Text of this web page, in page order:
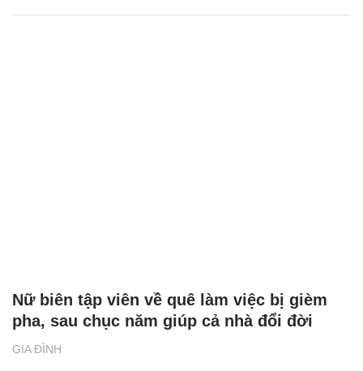
GIA ĐÌNH
Nữ biên tập viên về quê làm việc bị gièm
pha, sau chục năm giúp cả nhà đổi đời